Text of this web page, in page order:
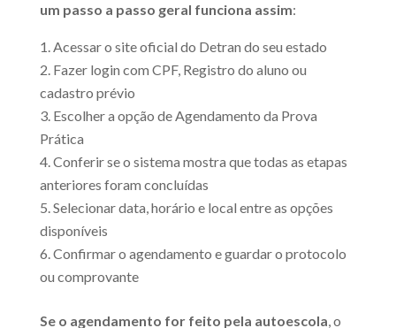
um passo a passo geral funciona assim:
Acessar o site oficial do Detran do seu estado
Fazer login com CPF, Registro do aluno ou
cadastro prévio
Escolher a opção de Agendamento da Prova
Prática
Conferir se o sistema mostra que todas as etapas
anteriores foram concluídas
Selecionar data, horário e local entre as opções
disponíveis
Confirmar o agendamento e guardar o protocolo
ou comprovante
Se o agendamento for feito pela autoescola, o